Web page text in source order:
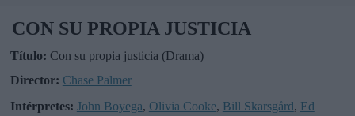
CON SU PROPIA JUSTICIA
Título: Con su propia justicia (Drama)
Director: Chase Palmer
Intérpretes: John Boyega, Olivia Cooke, Bill Skarsgård, Ed